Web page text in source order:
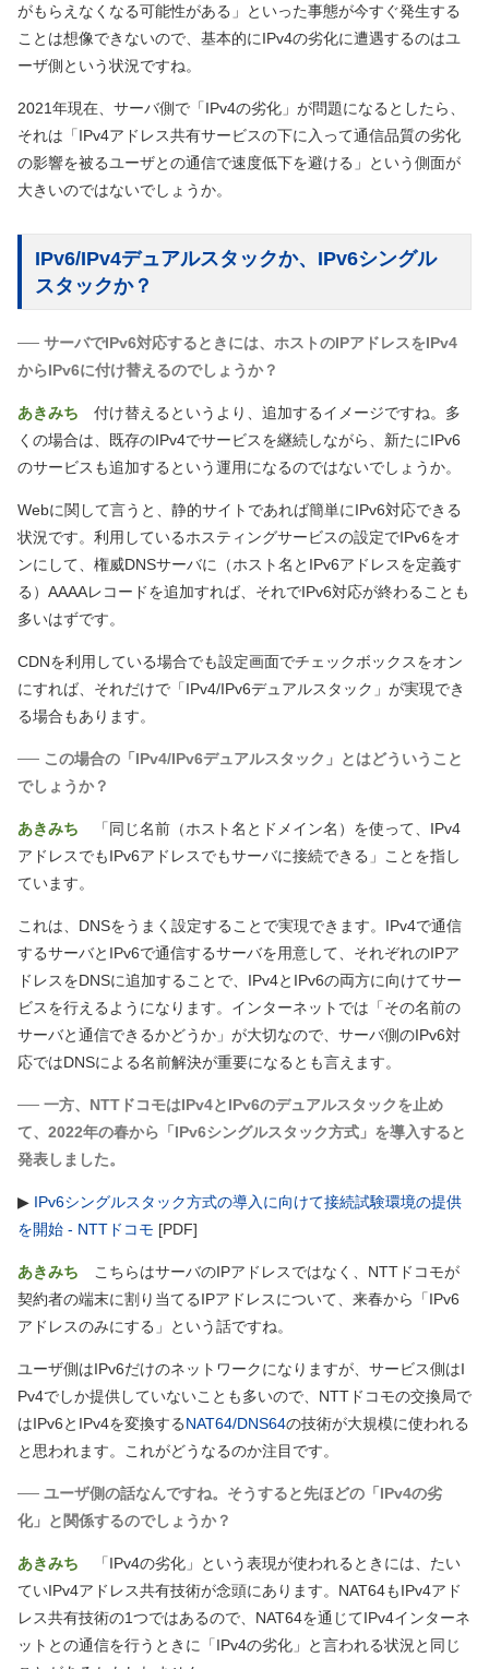
がもらえなくなる可能性がある」といった事態が今すぐ発生する
ことは想像できないので、基本的にIPv4の劣化に遭遇するのはユ
ーザ側という状況ですね。
2021年現在、サーバ側で「IPv4の劣化」が問題になるとしたら、
それは「IPv4アドレス共有サービスの下に入って通信品質の劣化
の影響を被るユーザとの通信で速度低下を避ける」という側面が
大きいのではないでしょうか。
IPv6/IPv4デュアルスタックか、IPv6シングル
スタックか？
── サーバでIPv6対応するときには、ホストのIPアドレスをIPv4
からIPv6に付け替えるのでしょうか？
あきみち 付け替えるというより、追加するイメージですね。多
くの場合は、既存のIPv4でサービスを継続しながら、新たにIPv6
のサービスも追加するという運用になるのではないでしょうか。
Webに関して言うと、静的サイトであれば簡単にIPv6対応できる
状況です。利用しているホスティングサービスの設定でIPv6をオ
ンにして、権威DNSサーバに
（ホスト名とIPv6アドレスを定義す
る） AAAAレコードを追加すれば、それでIPv6対応が終わることも
多いはずです。
CDNを利用している場合でも設定画面でチェックボックスをオン
にすれば、それだけで「IPv4/IPv6デュアルスタック」が実現でき
る場合もあります。
── この場合の「IPv4/IPv6デュアルスタック」とはどういうこと
でしょうか？
あきみち 「同じ名前 （ホスト名とドメイン名） を使って、IPv4
アドレスでもIPv6アドレスでもサーバに接続できる」ことを指し
ています。
これは、DNSをうまく設定することで実現できます。IPv4で通信
するサーバとIPv6で通信するサーバを用意して、それぞれのIPア
ドレスをDNSに追加することで、IPv4とIPv6の両方に向けてサー
ビスを行えるようになります。インターネットでは「その名前の
サーバと通信できるかどうか」が大切なので、サーバ側のIPv6対
応ではDNSによる名前解決が重要になるとも言えます。
── 一方、NTTドコモはIPv4とIPv6のデュアルスタックを止め
て、2022年の春から「IPv6シングルスタック方式」を導入すると
発表しました。
▶ IPv6シングルスタック方式の導入に向けて接続試験環境の提供
を開始 - NTTドコモ [PDF]
あきみち こちらはサーバのIPアドレスではなく、NTTドコモが
契約者の端末に割り当てるIPアドレスについて、来春から「IPv6
アドレスのみにする」という話ですね。
ユーザ側はIPv6だけのネットワークになりますが、サービス側はI
Pv4でしか提供していないことも多いので、NTTドコモの交換局で
はIPv6とIPv4を変換するNAT64/DNS64の技術が大規模に使われる
と思われます。これがどうなるのか注目です。
── ユーザ側の話なんですね。そうすると先ほどの「IPv4の劣
化」と関係するのでしょうか？
あきみち 「IPv4の劣化」という表現が使われるときには、たい
ていIPv4アドレス共有技術が念頭にあります。NAT64もIPv4アド
レス共有技術の1つではあるので、NAT64を通じてIPv4インターネ
ットとの通信を行うときに「IPv4の劣化」と言われる状況と同じ